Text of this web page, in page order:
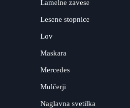
Lamelne zavese
Lesene stopnice
Lov
Maskara
Mercedes
Mulčerji
Naglavna svetilka